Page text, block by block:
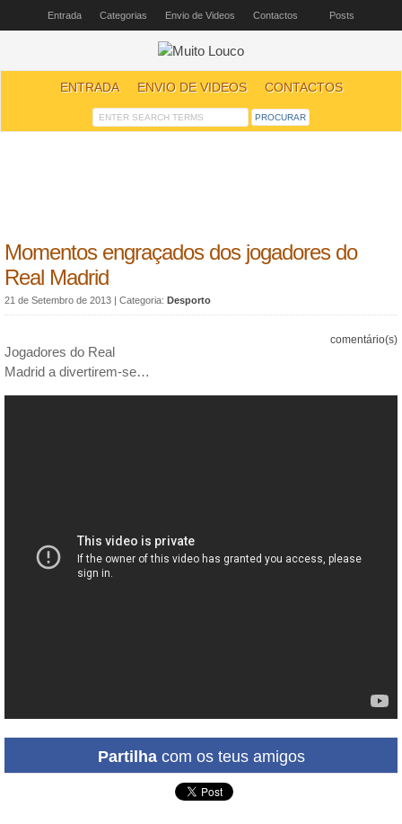
Entrada Categorias Envio de Videos Contactos Posts
ENTRADA ENVIO DE VIDEOS CONTACTOS
Momentos engraçados dos jogadores do
Real Madrid
21 de Setembro de 2013 | Categoria: Desporto
comentário(s)
Jogadores do Real
Madrid a divertirem-se…
Partilhacom os teus amigos